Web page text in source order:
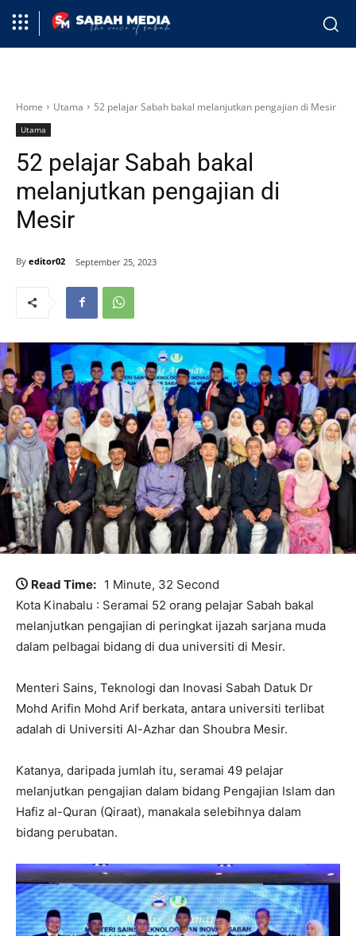
Home Utama 52 pelajar Sabah bakal melanjutkan pengajian di Mesir
Utama
52 pelajar Sabah bakal
melanjutkan pengajian di
Mesir
By editor02 September 25, 2023
Read Time: 1 Minute, 32 Second
Kota Kinabalu : Seramai 52 orang pelajar Sabah bakal
melanjutkan pengajian di peringkat ijazah sarjana muda
dalam pelbagai bidang di dua universiti di Mesir.
Menteri Sains, Teknologi dan Inovasi Sabah Datuk Dr
Mohd Arifin Mohd Arif berkata, antara universiti terlibat
adalah di Universiti Al-Azhar dan Shoubra Mesir.
Katanya, daripada jumlah itu, seramai 49 pelajar
melanjutkan pengajian dalam bidang Pengajian Islam dan
Hafiz al-Quran (Qiraat), manakala selebihnya dalam
bidang perubatan.